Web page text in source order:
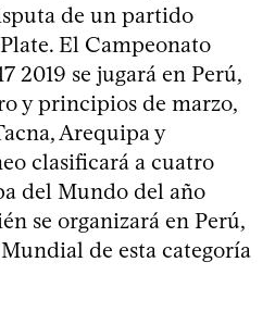
de un partido
El Campeonato
2019 se jugará en Perú,
y principios de marzo,
Arequipa y
clasificará a cuatro
del Mundo del año
se organizará en Perú,
de esta categoría